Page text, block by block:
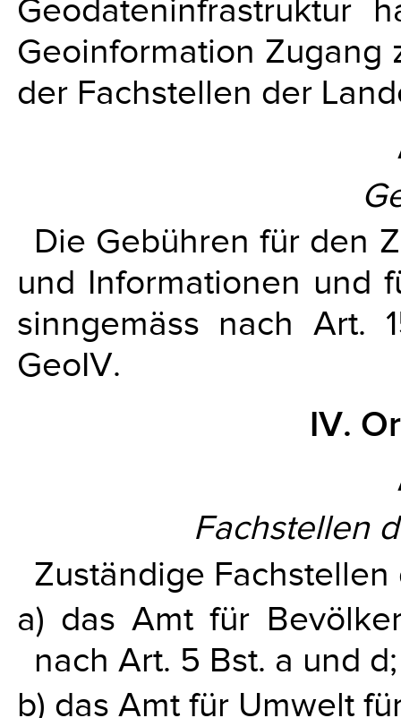
Geodateninfrastruktur
Geoinformation Zugang
der Fachstellen der
Die Gebühren für den
und Informationen und
sinngemäss nach Art.
GeoIV.
IV.
Fachstellen
Zuständige
a) das Amt für
nach Art. 5 Bst. a und d;
b) das Amt für Umwelt